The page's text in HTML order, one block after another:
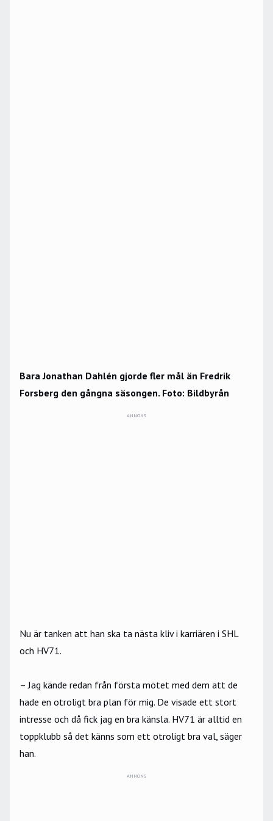
Bara Jonathan Dahlén gjorde fler mål än Fredrik
Forsberg den gångna säsongen. Foto: Bildbyrån
ANNONS
Nu är tanken att han ska ta nästa kliv i karriären i SHL
och HV71.
– Jag kände redan från första mötet med dem att de
hade en otroligt bra plan för mig. De visade ett stort
intresse och då fick jag en bra känsla. HV71 är alltid en
toppklubb så det känns som ett otroligt bra val, säger
han.
ANNONS